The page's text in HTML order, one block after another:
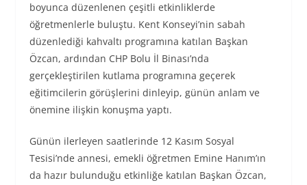
boyunca düzenlenen çeşitli etkinliklerde
öğretmenlerle buluştu. Kent Konseyi’nin sabah
düzenlediği kahvaltı programına katılan Başkan
Özcan, ardından CHP Bolu İl Binası’nda
gerçekleştirilen kutlama programına geçerek
eğitimcilerin görüşlerini dinleyip, günün anlam ve
önemine ilişkin konuşma yaptı.
Günün ilerleyen saatlerinde 12 Kasım Sosyal
Tesisi’nde annesi, emekli öğretmen Emine Hanım’ın
da hazır bulunduğu etkinliğe katılan Başkan Özcan,